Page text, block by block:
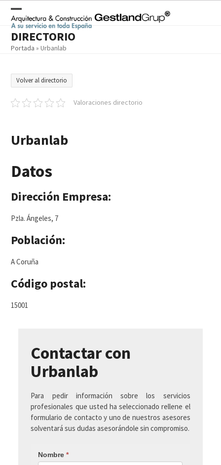
contentOpen
mobile
menu
Close
mobile
menu
DIRECTORIO
Portada »Urbanlab
Volver al directorio
Valoraciones directorio
Urbanlab
Datos
Dirección Empresa:
Pzla. Ángeles, 7
Población:
A Coruña
Código postal:
15001
Contactar con
Urbanlab
Para pedir información sobre los servicios
profesionales que usted ha seleccionado rellene el
formulario de contacto y uno de nuestros asesores
solventará sus dudas asesorándole sin compromiso.
Nombre*